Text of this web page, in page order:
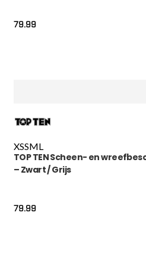
79.99
XSSML
TOP TEN Scheen- en
– Zwart / Grijs
79.99